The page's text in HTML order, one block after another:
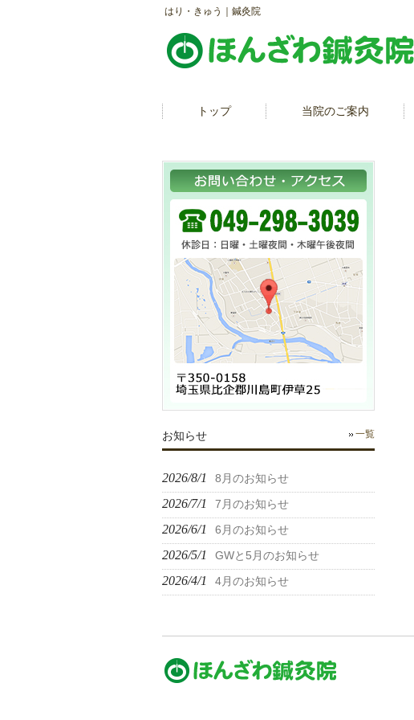
はり・きゅう｜鍼灸院
トップ 当院のご案内
お知らせ 一覧
2026/8/1 8月のお知らせ
2026/7/1 7月のお知らせ
2026/6/1 6月のお知らせ
2026/5/1 GWと5月のお知らせ
2026/4/1 4月のお知らせ